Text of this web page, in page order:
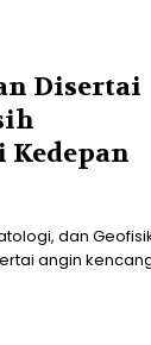
Disertai
Kedepan
dan
angin